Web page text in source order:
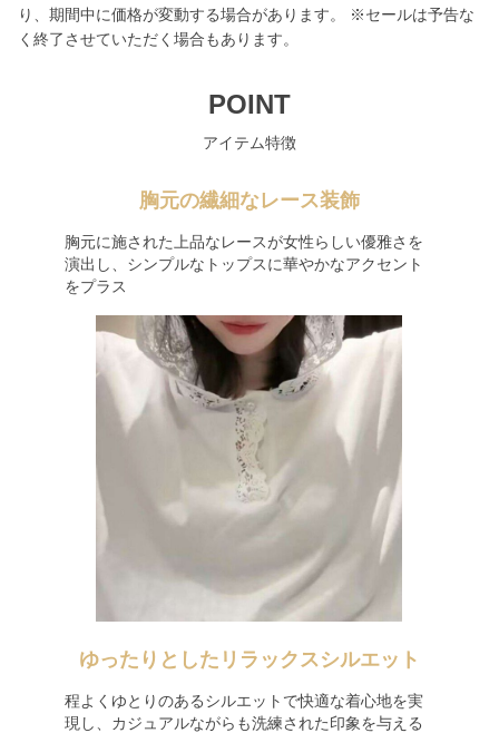
り、期間中に価格が変動する場合があります。 ※セールは予告な
く終了させていただく場合もあります。
POINT
アイテム特徴
胸元の繊細なレース装飾
胸元に施された上品なレースが女性らしい優雅さを
演出し、シンプルなトップスに華やかなアクセント
をプラス
ゆったりとしたリラックスシルエット
程よくゆとりのあるシルエットで快適な着心地を実
現し、カジュアルながらも洗練された印象を与える